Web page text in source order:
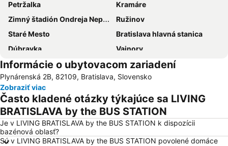
Petržalka
Kramáre
Zimný štadión Ondreja Nepelu
Ružinov
Staré Mesto
Bratislava hlavná stanica
Dúbravka
Vajnory
Neusiedler See
Termálne kúpalisko Vincov les
Devínska Nová Ves
Nové Mesto
Rača
Incheba Expo Aréna
Karlova Ves
Lamač
Záhorská Bystrica
Devín
Podunajské Biskupice
Mlynská dolina
Informácie o ubytovacom zariadení
Plynárenská 2B, 82109, Bratislava, Slovensko
Zobraziť viac
Často kladené otázky týkajúce sa LIVING
BRATISLAVA by the BUS STATION
Je v LIVING BRATISLAVA by the BUS STATION k dispozícii
bazénová oblasť?
Sú v LIVING BRATISLAVA by the BUS STATION povolené domáce